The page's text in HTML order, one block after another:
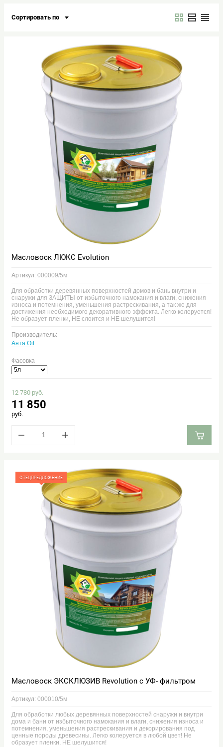
Сортировать по
Масловоск ЛЮКС Evolution
Артикул: 000009/5м
Для обработки деревянных поверхностей домов и бань внутри и
снаружи для ЗАЩИТЫ от избыточного намокания и влаги, снижения
износа и потемнения, уменьшения растрескивания, а так же для
достижения необходимого декоративного эффекта. Легко колеруется!
Не образует пленки, НЕ слоится и НЕ шелушится!
Производитель:
Анта Oil
Фасовка
12 780руб.
11 850
руб.
− +
СПЕЦПРЕДЛОЖЕНИЕ
Масловоск ЭКСКЛЮЗИВ Revolution с УФ- фильтром
Артикул: 000010/5м
Для обработки любых деревянных поверхностей снаружи и внутри
дома и бани от избыточного намокания и влаги, снижения износа и
потемнения, уменьшения растрескивания и декорирования под
ценные породы древесины. Легко колеруется в любой цвет! Не
образует пленки, НЕ шелушится!